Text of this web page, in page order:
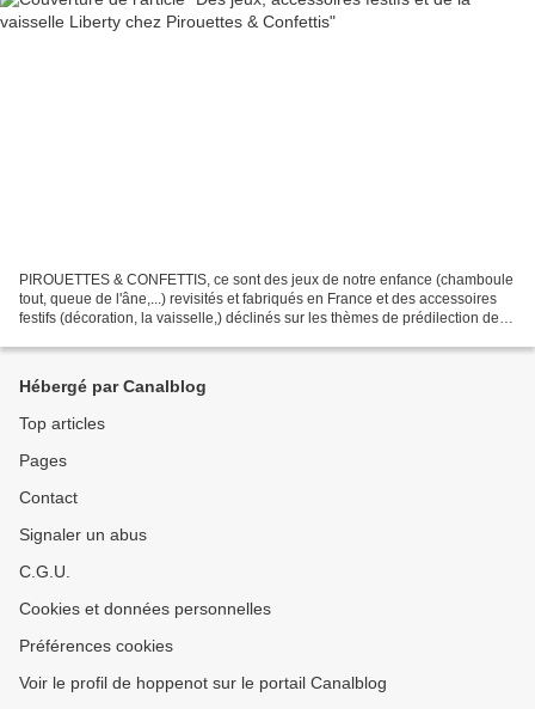
PIROUETTES & CONFETTIS, ce sont des jeux de notre enfance (chamboule
tout, queue de l'âne,...) revisités et fabriqués en France et des accessoires
festifs (décoration, la vaisselle,) déclinés sur les thèmes de prédilection des
Hébergé par Canalblog
Top articles
Pages
Contact
Signaler un abus
C.G.U.
Cookies et données personnelles
Préférences cookies
Voir le profil de hoppenot sur le portail Canalblog